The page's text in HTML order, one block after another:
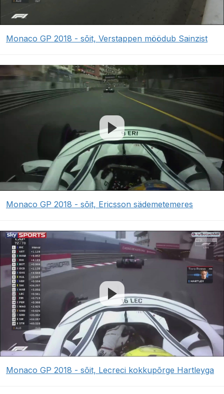
Monaco GP 2018 - sõit, Verstappen möödub Sainzist
Monaco GP 2018 - sõit, Ericsson sädemetemeres
Monaco GP 2018 - sõit, Lecreci kokkupõrge Hartleyga